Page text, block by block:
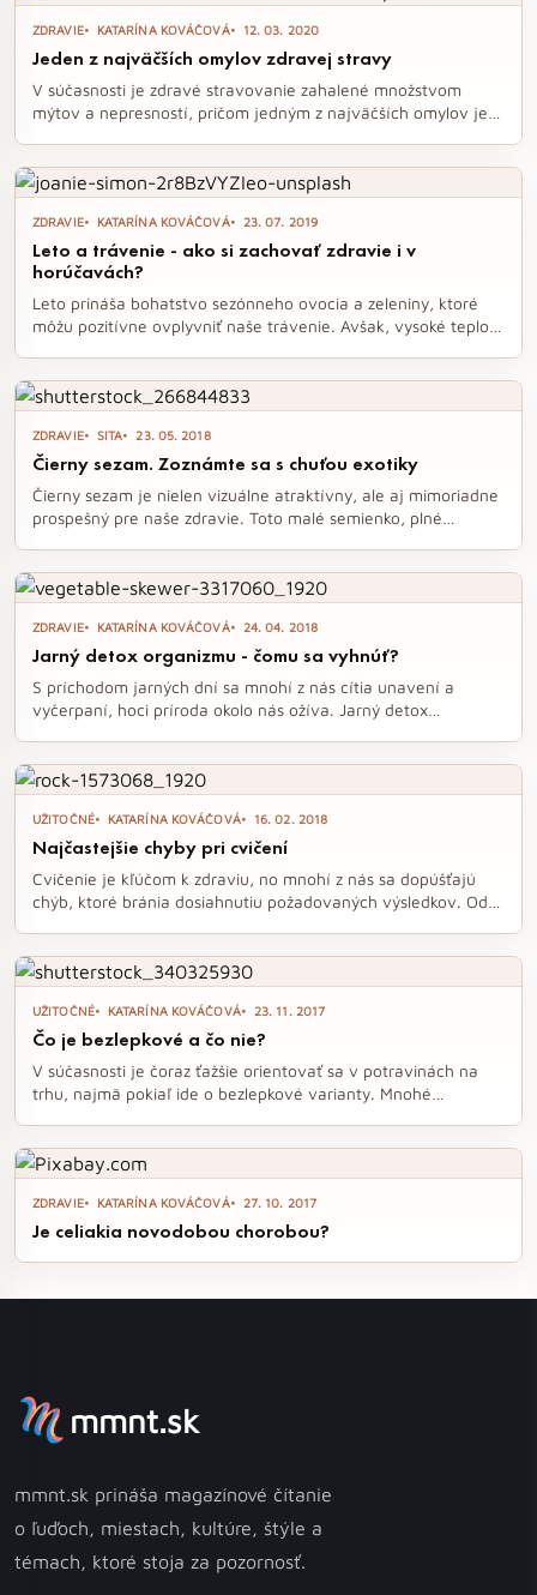
ktoré vám nikto nepovie?
ZDRAVIE KATARÍNA KOVÁČOVÁ 12. 03. 2020
Jeden z najväčších omylov zdravej stravy
V súčasnosti je zdravé stravovanie zahalené množstvom
mýtov a nepresností, pričom jedným z najväčších omylov je
konzumácie zdravých tukov, ktoré sú nevyhnutné pre naše
zdravie a pohodu. Je čas zbaviť sa týchto mylných predstáv a
začať sa sústrediť na skutočné zdroje výživy.
ZDRAVIE KATARÍNA KOVÁČOVÁ 23. 07. 2019
Leto a trávenie - ako si zachovať zdravie i v
horúčavách?
Leto prináša bohatstvo sezónneho ovocia a zeleniny, ktoré
môžu pozitívne ovplyvniť naše trávenie. Avšak, vysoké teploty
ZDRAVIE SITA 23. 05. 2018
Čierny sezam. Zoznámte sa s chuťou exotiky
Čierny sezam je nielen vizuálne atraktívny, ale aj mimoriadne
prospešný pre naše zdravie. Toto malé semienko, plné
Objavte jeho jedinečnú chuť a trendy využitie v kuchyni,
ktoré oživí vaše jedlá a dodá im exotický nádych.
ZDRAVIE KATARÍNA KOVÁČOVÁ 24. 04. 2018
Jarný detox organizmu - čomu sa vyhnúť?
S príchodom jarných dní sa mnohí z nás cítia unavení a
vyčerpaní, hoci príroda okolo nás ožíva. Jarný detox
potravinám by ste sa mali vyhnúť, aby ste sa cítili plní energie
a vitality.
UŽITOČNÉ KATARÍNA KOVÁČOVÁ 16. 02. 2018
Najčastejšie chyby pri cvičení
Cvičenie je kľúčom k zdraviu, no mnohí z nás sa dopúšťajú
chýb, ktoré bránia dosiahnutiu požadovaných výsledkov. Od
pokrok. Objavte najčastejšie chyby, ktorým sa treba vyhnúť,
aby ste sa vyhli frustrácii a dosiahli svoje ciele.
UŽITOČNÉ KATARÍNA KOVÁČOVÁ 23. 11. 2017
Čo je bezlepkové a čo nie?
V súčasnosti je čoraz ťažšie orientovať sa v potravinách na
trhu, najmä pokiaľ ide o bezlepkové varianty. Mnohé
etikiet. Na druhej strane, múky ako kokosová, mandľová či
cícerová sú skvelou voľbou pre bezlepkovú diétu a ponúkajú
množstvo zdravotných výhod.
ZDRAVIE KATARÍNA KOVÁČOVÁ 27. 10. 2017
Je celiakia novodobou chorobou?
mmnt.sk
mmnt.sk prináša magazínové čítanie
o ľuďoch, miestach, kultúre, štýle a
témach, ktoré stoja za pozornosť.